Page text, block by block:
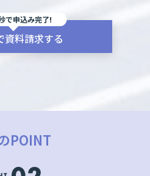
で申込み完了!
資料請求する
POINT